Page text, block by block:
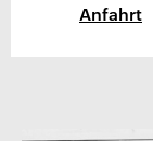
Anfahrt